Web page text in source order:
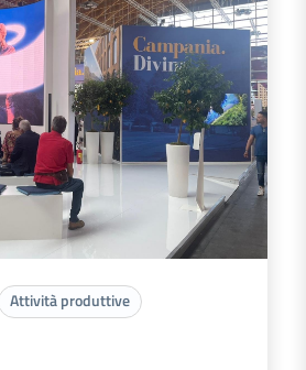
Attività produttive